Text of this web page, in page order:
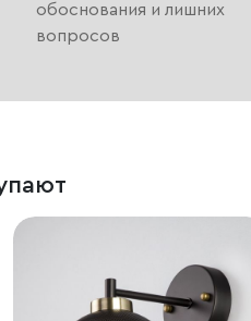
обоснования и лишних
вопросов